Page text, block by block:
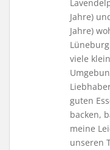
Jahre)
Jahre)
viele
guten
backen,
meine
unseren